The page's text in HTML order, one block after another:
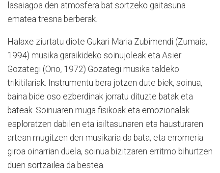
lasaiagoa den atmosfera bat sortzeko gaitasuna
ematea tresna berberak.
Halaxe ziurtatu diote Gukari Maria Zubimendi (Zumaia,
1994) musika garaikideko soinujoleak eta Asier
Gozategi (Orio, 1972) Gozategi musika taldeko
trikitilariak. Instrumentu bera jotzen dute biek, soinua,
baina bide oso ezberdinak jorratu dituzte batak eta
bateak. Soinuaren muga fisikoak eta emozionalak
esploratzen dabilen eta isiltasunaren eta hausturaren
artean mugitzen den musikaria da bata, eta erromeria
giroa oinarrian duela, soinua bizitzaren erritmo bihurtzen
duen sortzailea da bestea.